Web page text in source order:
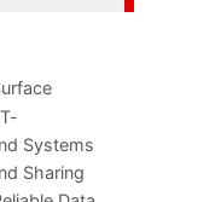
Systems
Sharing